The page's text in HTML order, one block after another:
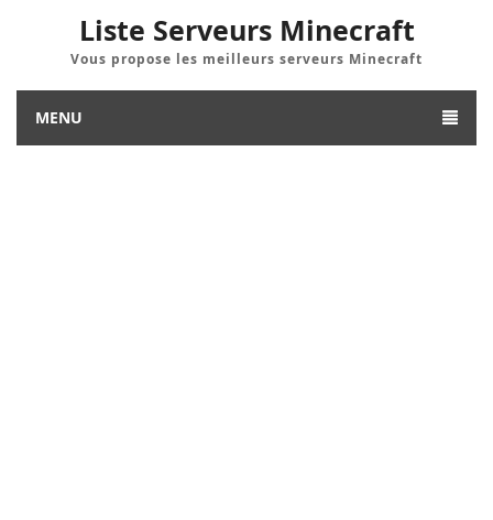
Liste Serveurs Minecraft
Vous propose les meilleurs serveurs Minecraft
MENU